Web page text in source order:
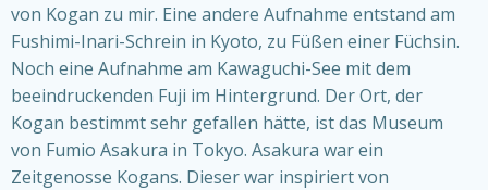
von Kogan zu mir. Eine andere Aufnahme entstand am
Fushimi-Inari-Schrein in Kyoto, zu Füßen einer Füchsin.
Noch eine Aufnahme am Kawaguchi-See mit dem
beeindruckenden Fuji im Hintergrund. Der Ort, der
Kogan bestimmt sehr gefallen hätte, ist das Museum
von Fumio Asakura in Tokyo. Asakura war ein
Zeitgenosse Kogans. Dieser war inspiriert von